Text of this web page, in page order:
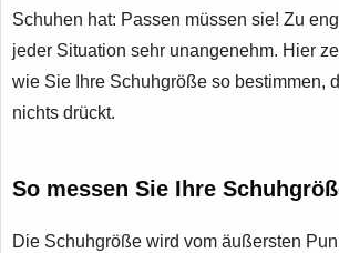
Schuhen hat: Passen müssen sie! Zu
jeder Situation sehr unangenehm. Hier
wie Sie Ihre Schuhgröße so bestimmen,
nichts drückt.
So messen Sie Ihre
Die Schuhgröße wird vom äußersten